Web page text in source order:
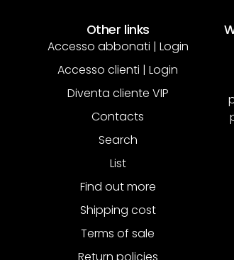
Other links
Accesso abbonati | Login
Accesso clienti | Login
Diventa cliente VIP
Contacts
Search
List
Find out more
Shipping cost
Terms of sale